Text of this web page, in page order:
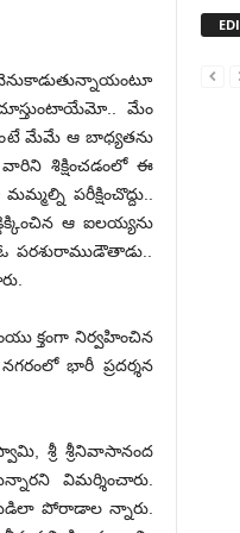
చూస్తుంటాయేమో.. మేం
మేమే ఆ బాధ్యతను
శిక్షించడంలో ఈ
పరీక్షించొద్దు..
ఆ ఐలయ్యను
పరశురాముడౌతాడు..
క్తంగా నిర్వహించిన
భారీ ప్రదర్శన
శ్రీ శ్రీనివాసానంద
విమర్శించారు.
పోరాడాల న్నారు.